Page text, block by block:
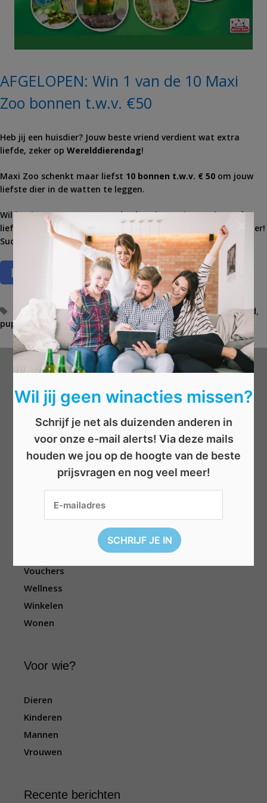
AFGELOPEN: Win 1 van de 10 Maxi
Zoo bonnen t.w.v. €50
Heb jij een huisdier? Jouw beste vriend verdient wat extra
liefde, zeker op Werelddierendag!
Maxi Zoo schenkt maar liefst 10 bonnen t.w.v. € 50 om jouw
liefste dier in de watten te leggen.
Wil je winnen? Stuurvoor 4 oktoberde mooiste, gekste of
liefste foto door van je huisdier en wie weet win jij een voucher!
Succes!
a
g
s
dieren hond,huisdier,kat,kitten,konijn,maxi zoo , paard,
puppy
vis vogel ,werelddierendag
Beauty
Elektronica
Eten/drinken
Kleding
Reizen
Vouchers
Wellness
Winkelen
Wonen
Voor wie?
Dieren
Kinderen
Mannen
Vrouwen
Recente berichten
Wil jij geen winacties missen?
Schrijf je net als duizenden anderen in
voor onze e-mail alerts! Via deze mails
houden we jou op de hoogte van de beste
prijsvragen en nog veel meer!